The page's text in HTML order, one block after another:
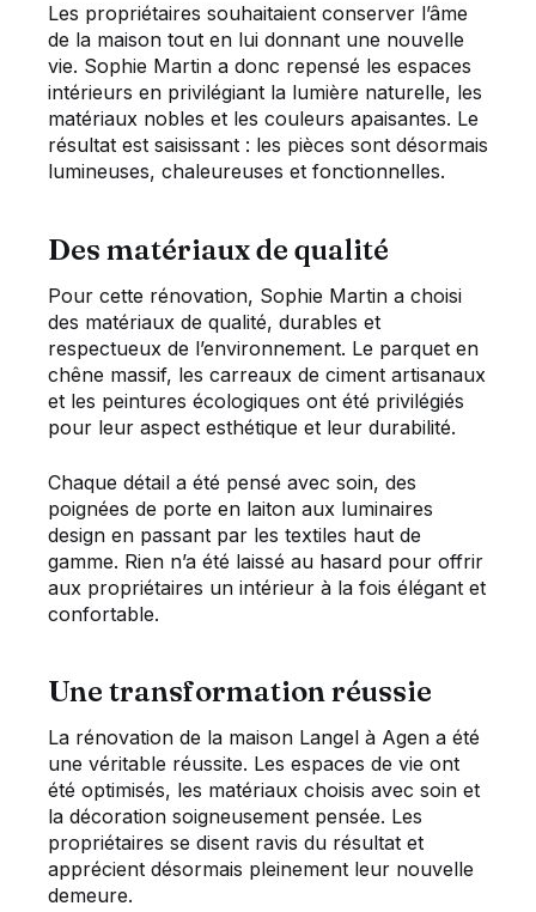
Les propriétaires souhaitaient conserver l’âme
de la maison tout en lui donnant une nouvelle
vie. Sophie Martin a donc repensé les espaces
intérieurs en privilégiant la lumière naturelle, les
matériaux nobles et les couleurs apaisantes. Le
résultat est saisissant : les pièces sont désormais
lumineuses, chaleureuses et fonctionnelles.
Des matériaux de qualité
Pour cette rénovation, Sophie Martin a choisi
des matériaux de qualité, durables et
respectueux de l’environnement. Le parquet en
chêne massif, les carreaux de ciment artisanaux
et les peintures écologiques ont été privilégiés
pour leur aspect esthétique et leur durabilité.
Chaque détail a été pensé avec soin, des
poignées de porte en laiton aux luminaires
design en passant par les textiles haut de
gamme. Rien n’a été laissé au hasard pour offrir
aux propriétaires un intérieur à la fois élégant et
confortable.
Une transformation réussie
La rénovation de la maison Langel à Agen a été
une véritable réussite. Les espaces de vie ont
été optimisés, les matériaux choisis avec soin et
la décoration soigneusement pensée. Les
propriétaires se disent ravis du résultat et
apprécient désormais pleinement leur nouvelle
demeure.